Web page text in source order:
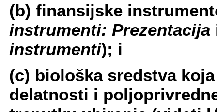
(b) finansijske
instrumenti: Prezentacija
instrumenti); i
(c) biološka sredstva
delatnosti i